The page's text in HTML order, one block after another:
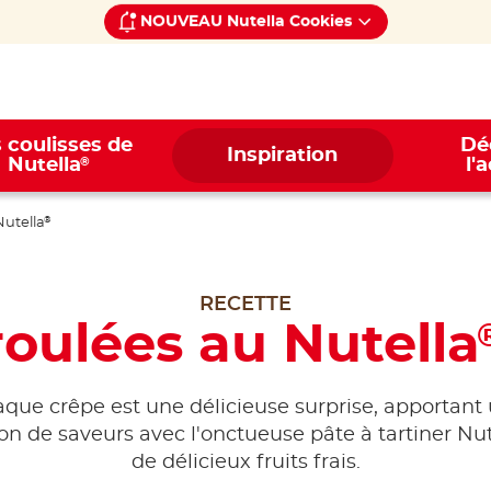
NOUVEAU Nutella Cookies
coulisses de
Nutella® Inspiration
®
RECETTE
au Nutella
crêpe est une délicieuse surprise, apportant
de saveurs avec l'onctueuse pâte à tartiner
de délicieux fruits frais.